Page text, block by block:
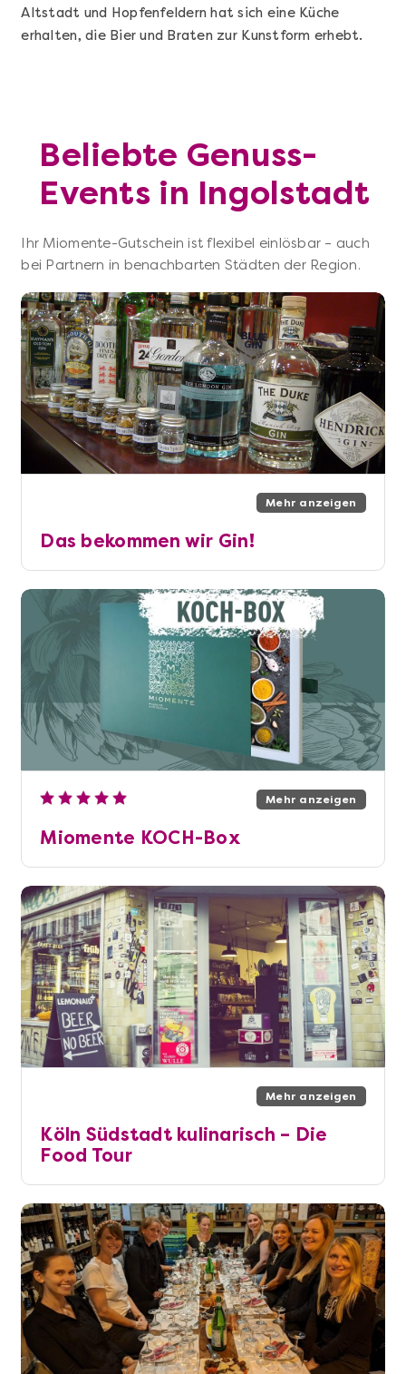
Altstadt und Hopfenfeldern hat sich eine Küche
erhalten, die Bier und Braten zur Kunstform erhebt.
Beliebte Genuss-
Events in Ingolstadt
Ihr Miomente-Gutschein ist flexibel einlösbar – auch
bei Partnern in benachbarten Städten der Region.
Mehr anzeigen
Das bekommen wir Gin!
Mehr anzeigen
Miomente KOCH-Box
Mehr anzeigen
Köln Südstadt kulinarisch – Die
Food Tour